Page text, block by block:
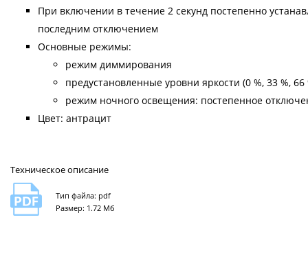
При включении в течение 2 секунд постепенно
последним отключением
Основные режимы:
режим диммирования
предустановленные уровни яркости (0 %, 33 %, 66
режим ночного освещения: постепенное
Цвет: антрацит
Техническое описание
Тип файла: pdf
Размер: 1.72 Мб